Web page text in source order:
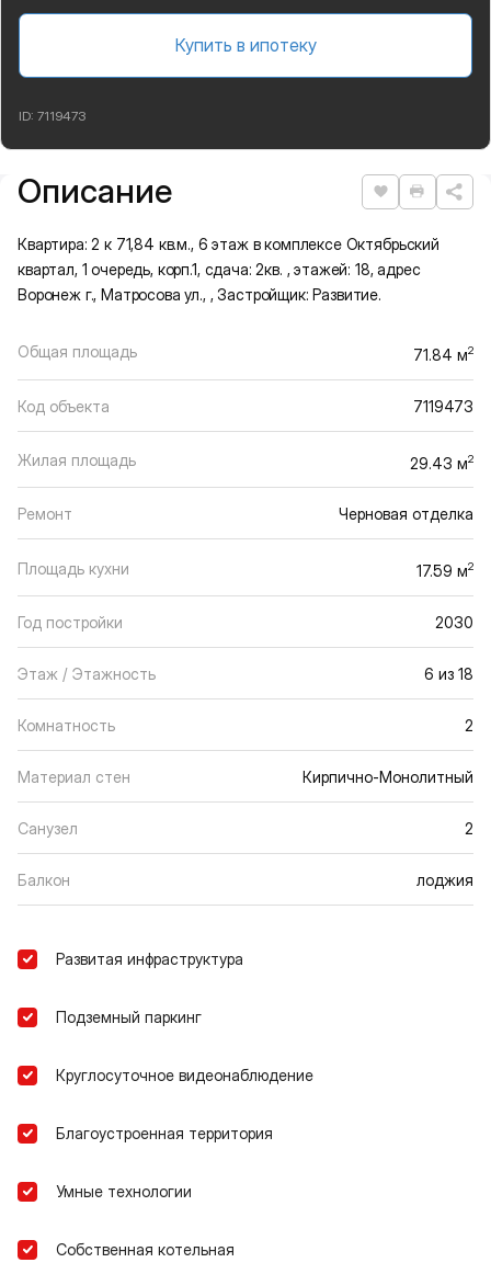
Купить в ипотеку
ID: 7119473
Подробная информация
Описание Нравится
Квартира: 2 к 71,84 кв.м., 6 этаж в комплексе Октябрьский
квартал, 1 очередь, корп.1, сдача: 2кв. , этажей: 18, адрес
Воронеж г., Матросова ул., , Застройщик: Развитие.
Общая площадь 71.84 м2
Код объекта 7119473
Жилая площадь 29.43 м2
Ремонт Черновая отделка
Площадь кухни 17.59 м2
Год постройки 2030
Этаж / Этажность 6 из 18
Комнатность 2
Материал стен Кирпично-Монолитный
Санузел 2
Балкон лоджия
Развитая инфраструктура
Подземный паркинг
Круглосуточное видеонаблюдение
Благоустроенная территория
Умные технологии
Собственная котельная